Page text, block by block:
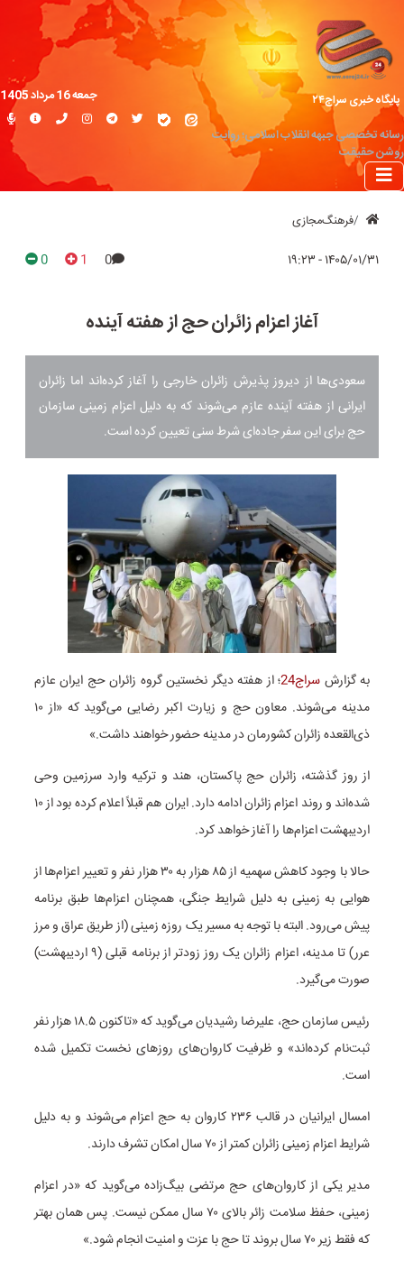
پایگاه خبری سراج۲۴
رسانه تخصصی جبهه انقلاب اسلامی؛ روایت
روشن حقیقت
جمعه 16 مرداد 1405
فرهنگ‌مجازی
۱۴۰۵/۰۱/۳۱ - ۱۹:۲۳ 0
1
0
آغاز اعزام زائران حج از هفته آینده
سعودی‌ها از دیروز پذیرش زائران خارجی را آغاز کرده‌اند اما زائران
ایرانی از هفته آینده عازم می‌شوند که به دلیل اعزام زمینی سازمان
حج برای این سفر جاده‌ای شرط سنی تعیین کرده است.
به گزارش سراج24 ؛از هفته دیگر نخستین گروه زائران حج ایران عازم
مدینه می‌شوند. معاون حج و زیارت اکبر رضایی می‌گوید که «از ۱۰
ذی‌القعده زائران کشورمان در مدینه حضور خواهند داشت.»
از روز گذشته، زائران حج پاکستان، هند و ترکیه وارد سرزمین وحی
شده‌اند و روند اعزام‌ زائران ادامه دارد. ایران هم قبلاً اعلام کرده بود از ۱۰
اردیبهشت اعزام‌ها را آغاز خواهد کرد.
حالا با وجود کاهش سهمیه از ۸۵ هزار به ۳۰ هزار نفر و تعییر اعزام‌ها از
هوایی به زمینی به دلیل شرایط جنگی، همچنان اعزام‌ها طبق برنامه
پیش می‌رود. البته با توجه به مسیر یک روزه زمینی (از طریق عراق و مرز
عرر) تا مدینه، اعزام زائران یک روز زودتر از برنامه قبلی (۹ اردیبهشت)
صورت می‌گیرد.
رئیس سازمان حج، علیرضا رشیدیان می‌گوید که «تاکنون ۱۸.۵ هزار نفر
ثبت‌نام کرده‌اند» و ظرفیت کاروان‌های روزهای نخست تکمیل شده
است.
امسال ایرانیان در قالب ۲۳۶ کاروان به حج اعزام می‌شوند و به دلیل
شرایط اعزام زمینی زائران کمتر از ۷۰ سال امکان تشرف دارند.
مدیر یکی از کاروان‌های حج مرتضی بیگ‌زاده می‌گوید که «در اعزام
زمینی، حفظ سلامت زائر بالای ۷۰ سال ممکن نیست. پس همان بهتر
که فقط زیر ۷۰ سال بروند تا حج با عزت و امنیت انجام شود.»